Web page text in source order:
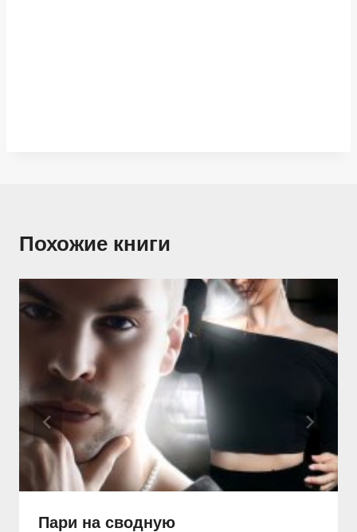
Похожие книги
Пари на сводную